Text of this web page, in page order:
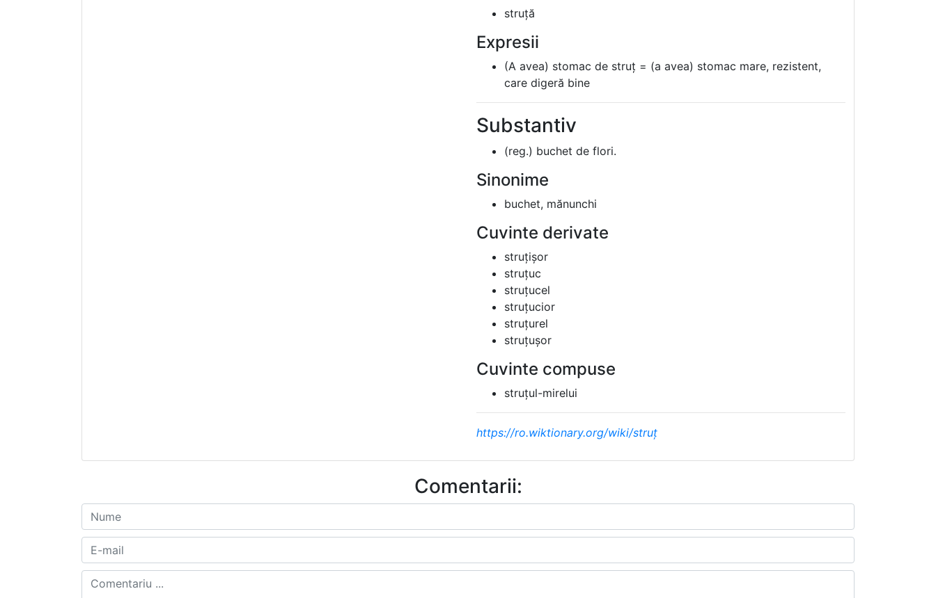
struță
Expresii
(A avea) stomac de struț = (a avea) stomac mare, rezistent,
care digeră bine
Substantiv
(reg.) buchet de flori.
Sinonime
buchet, mănunchi
Cuvinte derivate
struțișor
struțuc
struțucel
struțucior
struțurel
struțușor
Cuvinte compuse
struțul-mirelui
https://ro.wiktionary.org/wiki/struț
Comentarii: